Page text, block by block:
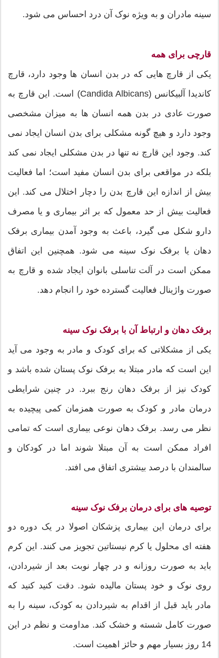
سینه مادران و به ویژه نوک آن درد احساس می شود.
قارچی برای همه
یکی از قارچ هایی که در بدن انسان ها وجود دارد، قارچ
کاندیدا آلبیکانس (Candida Albicans) است. این قارچ به
صورت عادی در بدن همه انسان ها به میزان مشخصی
وجود دارد و هیچ گونه مشکلی برای بدن انسان ایجاد نمی
کند. وجود این قارچ نه تنها در بدن مشکلی ایجاد نمی کند
بلکه در مواقعی برای بدن انسان مفید است؛ اما فعالیت
بیش از اندازه این قارچ بدن را دچار اختلال می کند. این
فعالیت بیش از حد معمول که بر اثر بیماری و یا مصرف
دارو شکل می گیرد، باعث به وجود آمدن بیماری برفک
دهان یا برفک نوک سینه می شود. همچنین این اتفاق
ممکن است در آلت تناسلی بانوان ایجاد شده و قارچ به
صورت واژینال فعالیت گسترده خود را انجام دهد.
برفک دهان و ارتباط آن با برفک نوک سینه
یکی از مشکلاتی که برای کودک و مادر به وجود می آید
این است که مادر مبتلا به برفک نوک پستان شده باشد و
کودک نیز از برفک دهان رنج ببرد. در چنین شرایطی
درمان مادر و کودک به صورت همزمان کمی پیچیده به
نظر می رسد. برفک دهان نوعی بیماری است که تمامی
افراد ممکن است به آن مبتلا شوند اما در کودکان و
سالمندان با درصد بیشتری اتفاق می افتد.
توصیه های برای درمان برفک نوک سینه
برای درمان این بیماری پزشکان اصولا در یک دوره دو
هفته ای محلول یا کرم نیستاتین تجویز می کنند. این کرم
باید به صورت روزانه و در چهار نوبت بعد از شیردادن،
روی نوک و خود پستان مالیده شود. دقت کنید کنید که
مادر باید قبل از اقدام به شیردادن به کودک، سینه را به
صورت کامل شسته و خشک کند. مداومت و نظم در این
14 روز بسیار مهم و حائز اهمیت است.